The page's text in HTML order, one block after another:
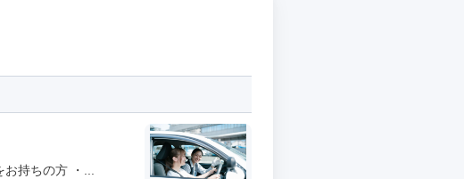
持ちの方 ・...